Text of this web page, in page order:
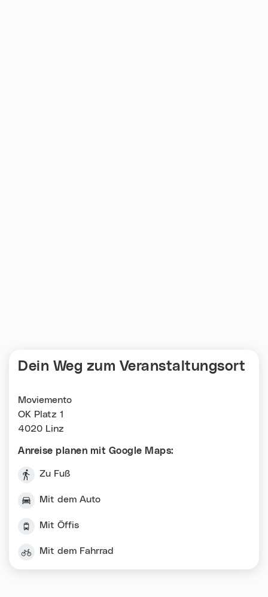
Dein Weg zum Veranstaltungsort
Moviemento
OK Platz 1
4020 Linz
Anreise planen mit Google Maps:
Zu Fuß
Mit dem Auto
Mit Öffis
Mit dem Fahrrad